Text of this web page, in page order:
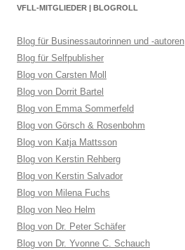
VFLL-MITGLIEDER | BLOGROLL
Blog für Businessautorinnen und -autoren
Blog für Selfpublisher
Blog von Carsten Moll
Blog von Dorrit Bartel
Blog von Emma Sommerfeld
Blog von Görsch & Rosenbohm
Blog von Katja Mattsson
Blog von Kerstin Rehberg
Blog von Kerstin Salvador
Blog von Milena Fuchs
Blog von Neo Helm
Blog von Dr. Peter Schäfer
Blog von Dr. Yvonne C. Schauch